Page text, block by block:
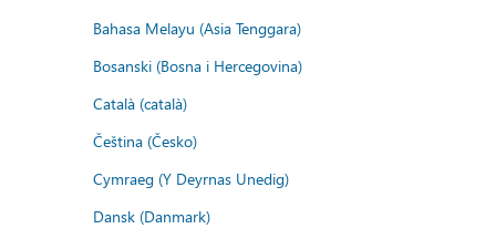
Bahasa Melayu (Asia Tenggara)
Bosanski (Bosna i Hercegovina)
Català (català)
Čeština (Česko)
Cymraeg (Y Deyrnas Unedig)
Dansk (Danmark)